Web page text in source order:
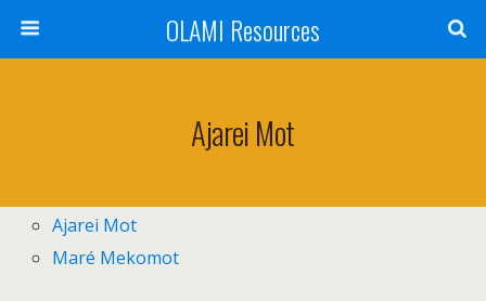
OLAMI Resources
Ajarei Mot
Ajarei Mot
Maré Mekomot